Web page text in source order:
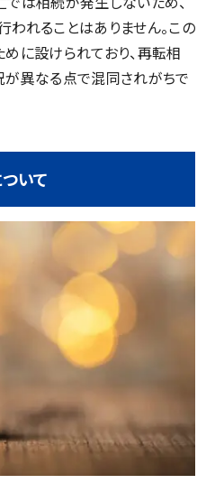
れることはありません。この
に設けられており、再転相
異なる点で混同されがちで
いて